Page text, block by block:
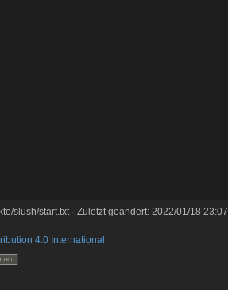
slush/start.txt· Zuletzt geändert:2022/01/18 23:07
4.0 International